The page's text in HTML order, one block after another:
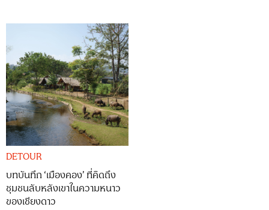
DETOUR
บทบันทึก ‘เมืองคอง’ ที่คิดถึง
ชุมชนลับหลังเขาในความหนาว
ของเชียงดาว